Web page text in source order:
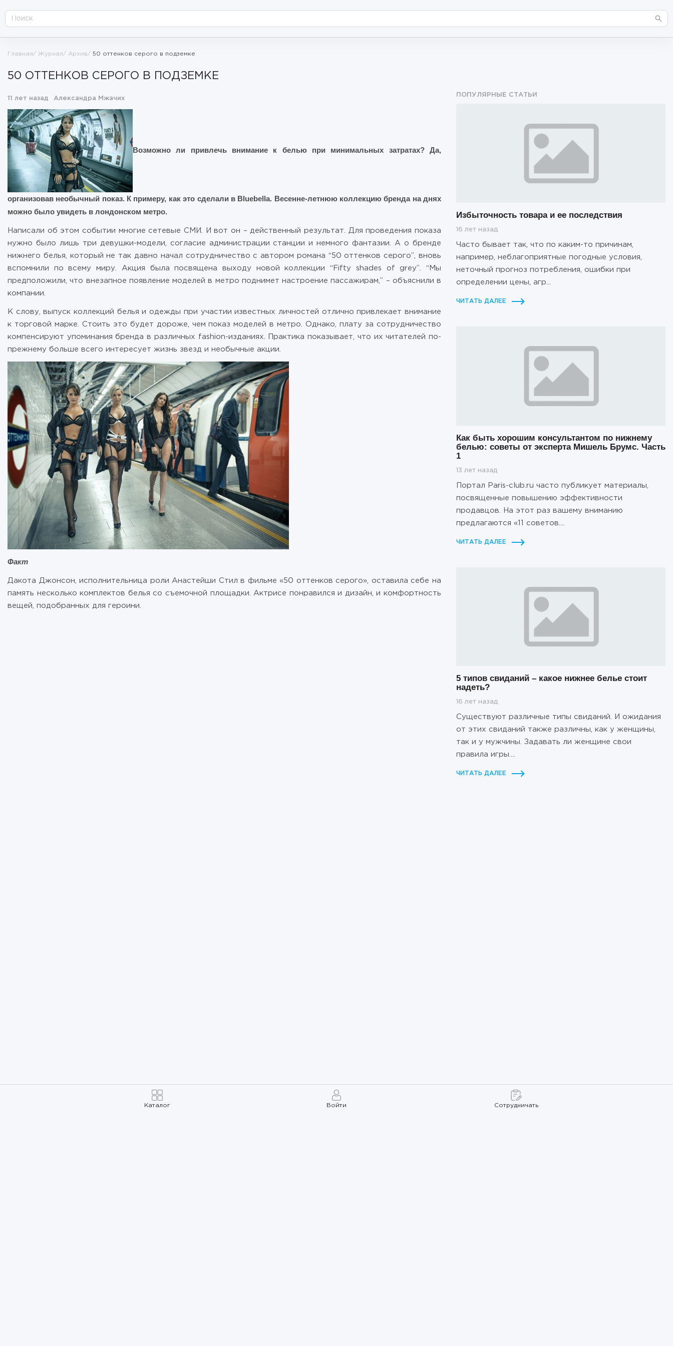
Каталог Войти Сотрудничать
Главная Журнал Архив 50 оттенков серого в подземке
50 ОТТЕНКОВ СЕРОГО В ПОДЗЕМКЕ
11 лет назад Александра Мжачих
Возможно ли привлечь внимание к белью при минимальных затратах? Да,
организовав необычный показ. К примеру, как это сделали в Bluebella. Весенне-летнюю коллекцию бренда на днях
можно было увидеть в лондонском метро.
Написали об этом событии многие сетевые СМИ. И вот он – действенный результат. Для проведения показа
нужно было лишь три девушки-модели, согласие администрации станции и немного фантазии. А о бренде
нижнего белья, который не так давно начал сотрудничество с автором романа “50 оттенков серого”, вновь
вспомнили по всему миру. Акция была посвящена выходу новой коллекции “Fifty shades of grey”. “Мы
предположили, что внезапное появление моделей в метро поднимет настроение пассажирам,” – объяснили в
компании.
К слову, выпуск коллекций белья и одежды при участии известных личностей отлично привлекает внимание
к торговой марке. Стоить это будет дороже, чем показ моделей в метро. Однако, плату за сотрудничество
компенсируют упоминания бренда в различных fashion-изданиях. Практика показывает, что их читателей по-
прежнему больше всего интересует жизнь звезд и необычные акции.
Факт
Дакота Джонсон, исполнительница роли Анастейши Стил в фильме «50 оттенков серого», оставила себе на
память несколько комплектов белья со съемочной площадки. Актрисе понравился и дизайн, и комфортность
вещей, подобранных для героини.
ПОПУЛЯРНЫЕ СТАТЬИ
Избыточность товара и ее последствия
16 лет назад
Часто бывает так, что по каким-то причинам,
например, неблагоприятные погодные условия,
неточный прогноз потребления, ошибки при
определении цены, агр...
ЧИТАТЬ ДАЛЕЕ
Как быть хорошим консультантом по нижнему
белью: советы от эксперта Мишель Брумс. Часть
1
13 лет назад
Портал Paris-club.ru часто публикует материалы,
посвященные повышению эффективности
продавцов. На этот раз вашему вниманию
предлагаются «11 советов....
ЧИТАТЬ ДАЛЕЕ
5 типов свиданий – какое нижнее белье стоит
надеть?
16 лет назад
Существуют различные типы свиданий. И ожидания
от этих свиданий также различны, как у женщины,
так и у мужчины. Задавать ли женщине свои
правила игры....
ЧИТАТЬ ДАЛЕЕ